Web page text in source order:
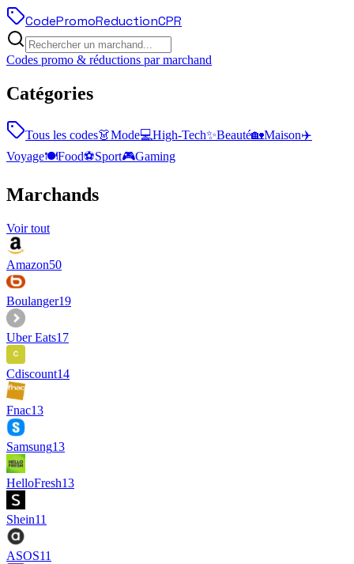
CodePromoReductionCPR
Codes promo & réductions par marchand
Catégories
Tous les codes👗Mode💻High-Tech✨Beauté🏡Maison✈️
Voyage🍽️Food⚽Sport🎮Gaming
Marchands
Voir tout
Amazon50
Boulanger19
Uber Eats17
Cdiscount14
Fnac13
Samsung13
HelloFresh13
Shein11
ASOS11